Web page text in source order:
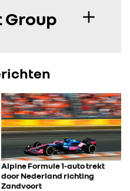
Group
Alpine Formule 1-auto trekt
door Nederland richting
Zandvoort